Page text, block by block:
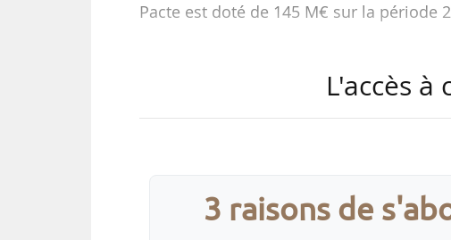
Pacte est doté de 145 M€ sur la période
tout en assurant un revenu juste
« Une énième loi d’urgence agricole
professionnels. Confrontée à une
L'accès
3 raisons de